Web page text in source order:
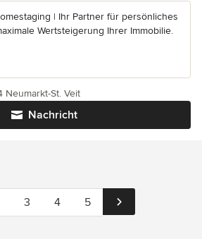
| Ihr Partner für persönliches
Wertsteigerung Ihrer Immobilie.
Nachricht
St. Veit
3 4 5